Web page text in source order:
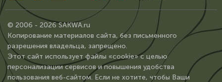
© 2006 - 2026 SAKWA.ru
Копирование материалов сайта, без письменного
разрешения владельца, запрещено.
Этот сайт использует файлы «cookie» с целью
персонализации сервисов и повышения удобства
пользования веб-сайтом. Если не хотите, чтобы Ваши